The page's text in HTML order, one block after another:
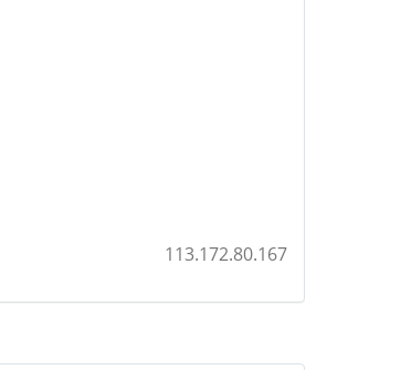
113.172.80.167